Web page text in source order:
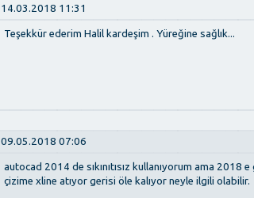
14.03.2018 11:31
Teşekkür ederim Halil kardeşim . Yüreğine sağlık...
09.05.2018 07:06
autocad 2014 de sıkınıtısız kullanıyorum ama
çizime xline atıyor gerisi öle kalıyor neyle ilgili olabilir.